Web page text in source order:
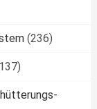
(236)